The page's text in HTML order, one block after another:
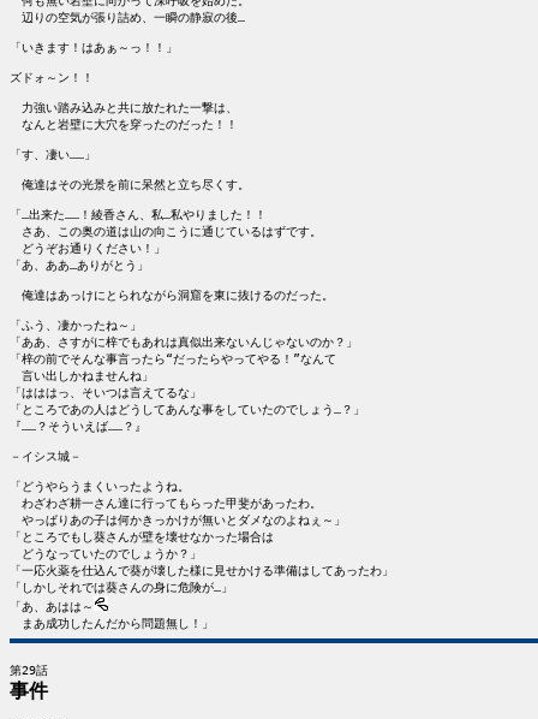
辺りの空気が張り詰め、一瞬の静寂の後…
「いきます！はあぁ～っ！！」
ズドォ～ン！！
力強い踏み込みと共に放たれた一撃は、
なんと岩壁に大穴を穿ったのだった！！
「す、凄い……」
俺達はその光景を前に呆然と立ち尽くす。
「…出来た……！綾香さん、私…私やりました！！
さあ、この奥の道は山の向こうに通じているはずです。
どうぞお通りください！」
「あ、ああ…ありがとう」
俺達はあっけにとられながら洞窟を東に抜けるのだった。
「ふう、凄かったね～」
「ああ、さすがに梓でもあれは真似出来ないんじゃないのか？」
「梓の前でそんな事言ったら“だったらやってやる！”なんて
言い出しかねませんね」
「はははっ、そいつは言えてるな」
「ところであの人はどうしてあんな事をしていたのでしょう…？」
『……？そういえば……？』
－イシス城－
「どうやらうまくいったようね。
わざわざ耕一さん達に行ってもらった甲斐があったわ。
やっぱりあの子は何かきっかけが無いとダメなのよねぇ～」
「ところでもし葵さんが壁を壊せなかった場合は
どうなっていたのでしょうか？」
「一応火薬を仕込んで葵が壊した様に見せかける準備はしてあったわ」
「しかしそれでは葵さんの身に危険が…」
「あ、あはは～
事件